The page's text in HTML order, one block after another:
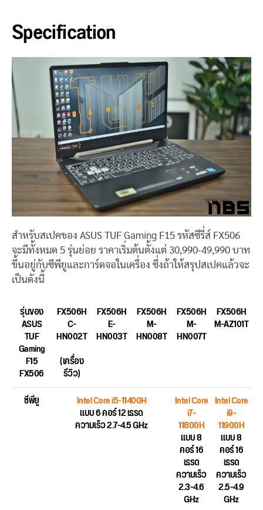
Specification
สำหรับสเปคของ ASUS TUF Gaming F15 รหัสซีรี่ส์ FX506
จะมีทั้งหมด 5 รุ่นย่อย ราคาเริ่มต้นตั้งแต่ 30,990-49,990 บาท
ขึ้นอยู่กับซีพียูและการ์ดจอในเครื่อง ซึ่งถ้าให้สรุปสเปคแล้วจะ
เป็นดังนี้
รุ่นของ
ASUS
TUF
Gaming
F15
FX506
FX506H
C-
HN002T
(เครื่อง
รีวิว)
FX506H
E-
HN003T
FX506H
M-
HN008T
FX506H
M-
HN007T
FX506H
M-AZ101T
ซีพียู Intel Core i5-11400H
แบบ 6 คอร์ 12 เธรด
ความเร็ว 2.7-4.5 GHz
Intel Core
i7-
11800H
แบบ 8
คอร์ 16
เธรด
ความเร็ว
2.3-4.6
GHz
Intel Core
i9-
11900H
แบบ 8
คอร์ 16
เธรด
ความเร็ว
2.5-4.9
GHz